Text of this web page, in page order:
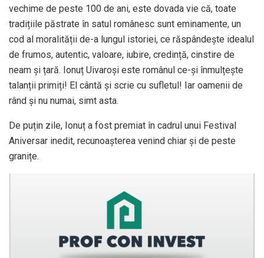
vechime de peste 100 de ani, este dovada vie că, toate
tradițiile păstrate în satul românesc sunt eminamente, un
cod al moralității de-a lungul istoriei, ce răspândește idealul
de frumos, autentic, valoare, iubire, credință, cinstire de
neam și țară. Ionuț Uivaroşi este românul ce-și înmulțește
talanții primiți! El cântă și scrie cu sufletul! Iar oamenii de
rând și nu numai, simt asta.
De puțin zile, Ionuț a fost premiat în cadrul unui Festival
Aniversar inedit, recunoașterea venind chiar și de peste
granițe.